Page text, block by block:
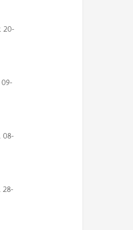
20-
09-
08-
28-